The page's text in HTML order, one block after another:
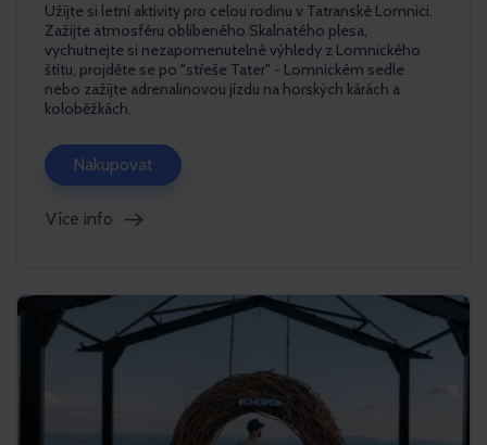
Užijte si letní aktivity pro celou rodinu v Tatranské Lomnici.
Zažijte atmosféru oblíbeného Skalnatého plesa,
vychutnejte si nezapomenutelné výhledy z Lomnického
štítu, projděte se po "střeše Tater" - Lomnickém sedle
nebo zažijte adrenalinovou jízdu na horských kárách a
koloběžkách.
Nakupovat
Více info